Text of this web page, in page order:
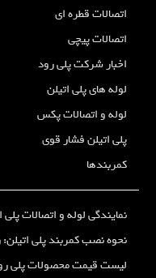
اتصالات قطره ای
اتصالات پیچی
اخبار شرکت پلی رود
لوله های پلی اتیلن
لوله و اتصالات پکس
پلی اتیلن فشار قوی
کمربندها
نمایندگی لوله و اتصالات
نحوه نصب کمربند پلی اتیلن:
لیست قیمت محصولات پلی